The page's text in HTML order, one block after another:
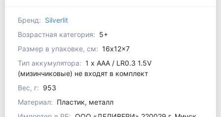
Бренд: Silverlit
Возрастная категория: 5+
Размер в упаковке, см: 16x12x7
Тип аккумулятора: 1 х ААА / LR0.3 1.5V
(мизинчиковые) не входят в комплект
Вес, г: 953
Материал: Пластик, металл